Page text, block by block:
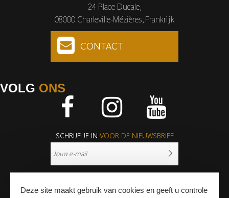
24 Place Ducale,
08000 Charleville-Mézières, Frankrijk
CONTACT
VOLG ONS
SCHRIJF JE IN VOOR DE NIEUWSBRIEF
Deze site maakt gebruik van cookies en geeft u controle